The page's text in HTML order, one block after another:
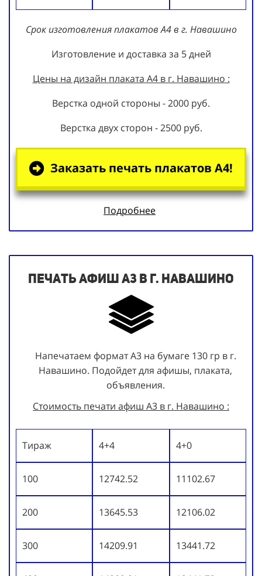
Срок изготовления плакатов А4 в г. Навашино
Изготовление и доставка за 5 дней
Цены на дизайн плаката А4 в г. Навашино :
Верстка одной стороны - 2000 руб.
Верстка двух сторон - 2500 руб.
Заказать печать плакатов А4!
Подробнее
Печать афиш А3 в г. Навашино
Напечатаем формат А3 на бумаге 130 гр в г.
Навашино. Подойдет для афишы, плаката,
объявления.
Стоимость печати афиш А3 в г. Навашино :
Тираж 4+4 4+0
100 12742.52 11102.67
200 13645.53 12106.02
300 14209.91 13441.72